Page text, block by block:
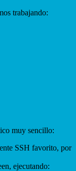
trabajando:
muy sencillo:
SSH favorito, por
ejecutando: